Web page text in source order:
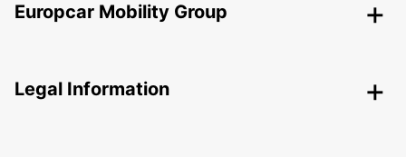
Europcar Mobility Group
Legal Information